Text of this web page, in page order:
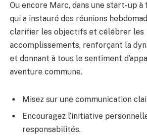
Ou encore Marc, dans une start-up
qui a instauré des réunions
clarifier les objectifs et célébrer les
accomplissements, renforçant la
et donnant à tous le sentiment
aventure commune.
Misez sur une communication
Encouragez l’initiative
responsabilités.